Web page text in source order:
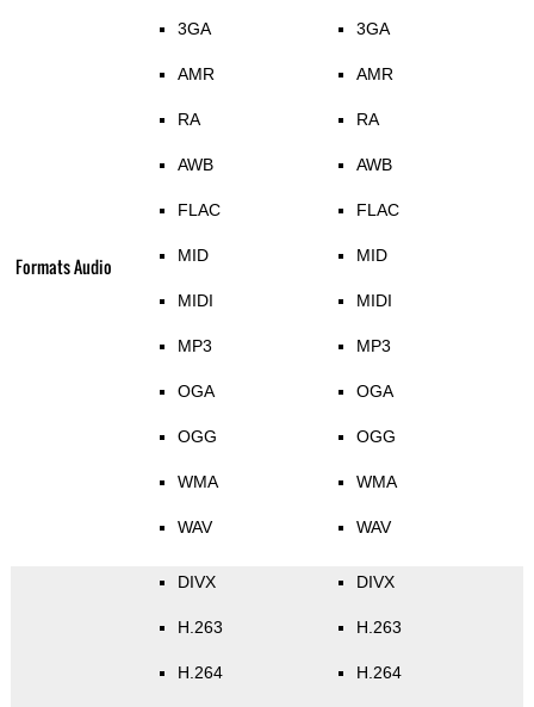
Formats Audio
3GA
AMR
RA
AWB
FLAC
MID
MIDI
MP3
OGA
OGG
WMA
WAV
3GA
AMR
RA
AWB
FLAC
MID
MIDI
MP3
OGA
OGG
WMA
WAV
DIVX
H.263
H.264
DIVX
H.263
H.264